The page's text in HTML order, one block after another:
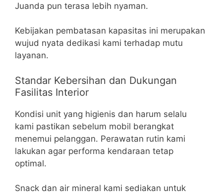
Juanda pun terasa lebih nyaman.
Kebijakan pembatasan kapasitas ini merupakan
wujud nyata dedikasi kami terhadap mutu
layanan.
Standar Kebersihan dan Dukungan
Fasilitas Interior
Kondisi unit yang higienis dan harum selalu
kami pastikan sebelum mobil berangkat
menemui pelanggan. Perawatan rutin kami
lakukan agar performa kendaraan tetap
optimal.
Snack dan air mineral kami sediakan untuk